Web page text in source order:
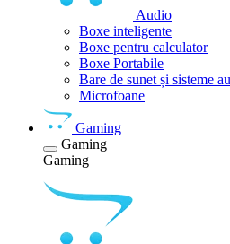
Audio
Boxe inteligente
Boxe pentru calculator
Boxe Portabile
Bare de sunet și sisteme
Microfoane
Gaming
Gaming
Gaming